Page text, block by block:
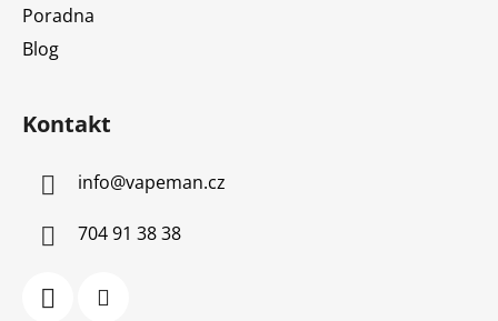
Poradna
Blog
Kontakt
info@vapeman.cz
704 91 38 38